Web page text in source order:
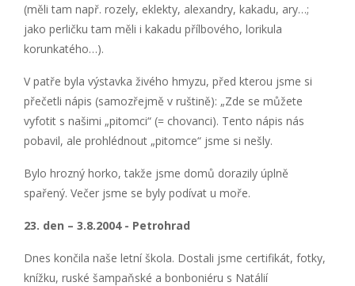
(měli tam např. rozely, eklekty, alexandry, kakadu, ary…;
jako perličku tam měli i kakadu přílbového, lorikula
korunkatého…).
V patře byla výstavka živého hmyzu, před kterou jsme si
přečetli nápis (samozřejmě v ruštině): „Zde se můžete
vyfotit s našimi „pitomci“ (= chovanci). Tento nápis nás
pobavil, ale prohlédnout „pitomce“ jsme si nešly.
Bylo hrozný horko, takže jsme domů dorazily úplně
spařený. Večer jsme se byly podívat u moře.
23. den – 3.8.2004 - Petrohrad
Dnes končila naše letní škola. Dostali jsme certifikát, fotky,
knížku, ruské šampaňské a bonboniéru s Natálií